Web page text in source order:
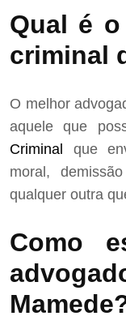
Qual é
criminal
O melhor
aquele que
Criminal que
moral,
qualquer outra
Como